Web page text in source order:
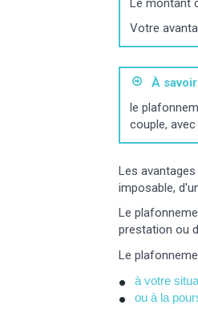
Votre
À savoir
le
couple,
Les
imposable,
Le
prestation ou
Le
à votre
ou à la